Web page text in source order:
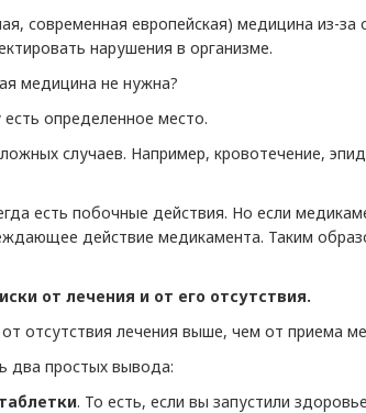
современная европейская) медицина из-
нарушения в организме.
медицина не нужна?
определенное место.
случаев. Например, кровотечение,
есть побочные действия. Но если
действие медикамента. Таким
от лечения и от его отсутствия.
отсутствия лечения выше, чем от приема
два простых вывода:
. То есть, если вы запустили